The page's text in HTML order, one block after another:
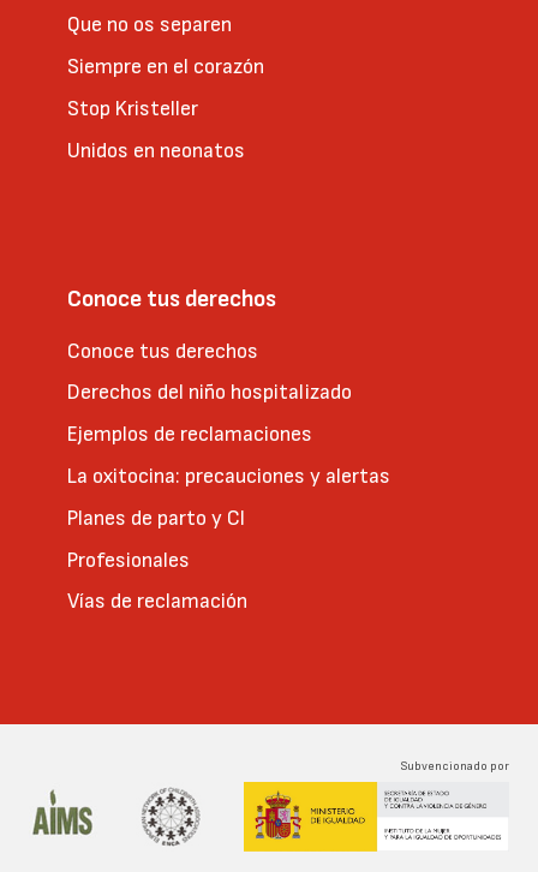
Que no os separen
Siempre en el corazón
Stop Kristeller
Unidos en neonatos
Conoce tus derechos
Conoce tus derechos
Derechos del niño hospitalizado
Ejemplos de reclamaciones
La oxitocina: precauciones y alertas
Planes de parto y CI
Profesionales
Vías de reclamación
Subvencionado por